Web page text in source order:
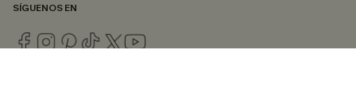
SÍGUENOS EN